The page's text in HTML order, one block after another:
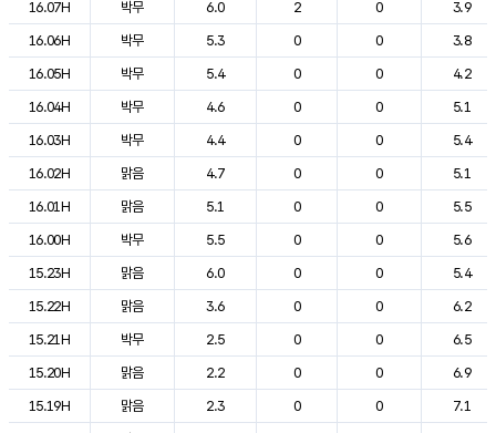
16.07H
박무 6.0 2 0
3.9
16.06H
박무 5.3 0 0
3.8
16.05H
박무 5.4 0 0
4.2
16.04H
박무 4.6 0 0
5.1
16.03H
박무 4.4 0 0
5.4
16.02H
맑음 4.7 0 0
5.1
16.01H
맑음 5.1 0 0
5.5
16.00H
박무 5.5 0 0
5.6
15.23H
맑음 6.0 0 0
5.4
15.22H
맑음 3.6 0 0
6.2
15.21H
박무 2.5 0 0
6.5
15.20H
맑음 2.2 0 0
6.9
15.19H
맑음 2.3 0 0
7.1